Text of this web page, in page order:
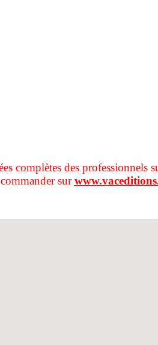
complètes des professionnels
sur